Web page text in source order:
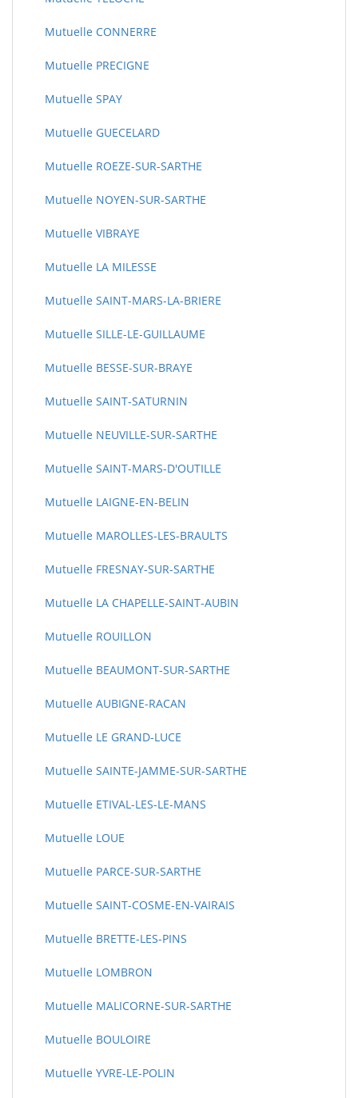
Mutuelle CONNERRE
Mutuelle PRECIGNE
Mutuelle SPAY
Mutuelle GUECELARD
Mutuelle ROEZE-SUR-SARTHE
Mutuelle NOYEN-SUR-SARTHE
Mutuelle VIBRAYE
Mutuelle LA MILESSE
Mutuelle SAINT-MARS-LA-BRIERE
Mutuelle SILLE-LE-GUILLAUME
Mutuelle BESSE-SUR-BRAYE
Mutuelle SAINT-SATURNIN
Mutuelle NEUVILLE-SUR-SARTHE
Mutuelle SAINT-MARS-D'OUTILLE
Mutuelle LAIGNE-EN-BELIN
Mutuelle MAROLLES-LES-BRAULTS
Mutuelle FRESNAY-SUR-SARTHE
Mutuelle LA CHAPELLE-SAINT-AUBIN
Mutuelle ROUILLON
Mutuelle BEAUMONT-SUR-SARTHE
Mutuelle AUBIGNE-RACAN
Mutuelle LE GRAND-LUCE
Mutuelle SAINTE-JAMME-SUR-SARTHE
Mutuelle ETIVAL-LES-LE-MANS
Mutuelle LOUE
Mutuelle PARCE-SUR-SARTHE
Mutuelle SAINT-COSME-EN-VAIRAIS
Mutuelle BRETTE-LES-PINS
Mutuelle LOMBRON
Mutuelle MALICORNE-SUR-SARTHE
Mutuelle BOULOIRE
Mutuelle YVRE-LE-POLIN